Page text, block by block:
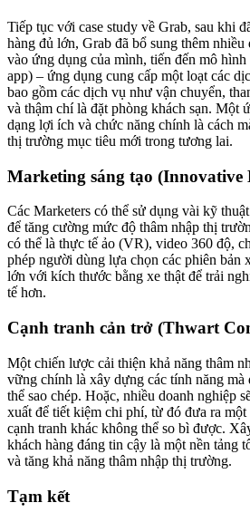
Tiếp tục với case study về Grab, sau khi
hàng đủ lớn, Grab đã bổ sung thêm
vào ứng dụng của mình, tiến đến mô hình
app) – ứng dụng cung cấp một loạt các
bao gồm các dịch vụ như vận chuyển,
và thậm chí là đặt phòng khách sạn. Một
dạng lợi ích và chức năng chính là cách
thị trường mục tiêu mới trong tương lai.
Marketing sáng tạo (Innovative
Các Marketers có thể sử dụng vài kỹ
để tăng cường mức độ thâm nhập thị
có thể là thực tế ảo (VR), video 360 độ,
phép người dùng lựa chọn các phiên bản
lớn với kích thước bằng xe thật để trải
tế hơn.
Cạnh tranh cản trở (Thwart
Một chiến lược cải thiện khả năng thâm
vững chính là xây dựng các tính năng mà
thể sao chép. Hoặc, nhiều doanh nghiệp
xuất để tiết kiệm chi phí, từ đó đưa ra
cạnh tranh khác không thể so bì được.
khách hàng đáng tin cậy là một nền tảng
và tăng khả năng thâm nhập thị trường.
Tạm kết